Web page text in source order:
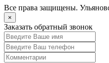
Все права защищены.
×
Заказать обратный звонок